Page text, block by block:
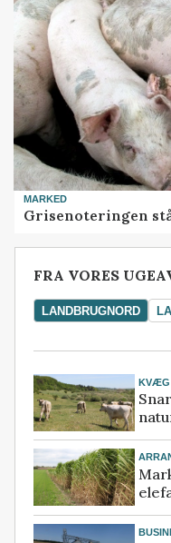
MARKED
Grisenoteringen
FRA VORES
LANDBRUGNORD
KVÆG